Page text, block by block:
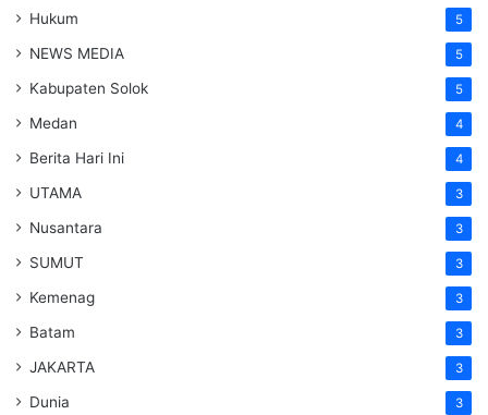
Hukum 5
NEWS MEDIA 5
Kabupaten Solok 5
Medan 4
Berita Hari Ini 4
UTAMA 3
Nusantara 3
SUMUT 3
Kemenag 3
Batam 3
JAKARTA 3
Dunia 3